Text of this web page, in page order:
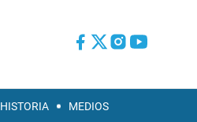
HISTORIA MEDIOS